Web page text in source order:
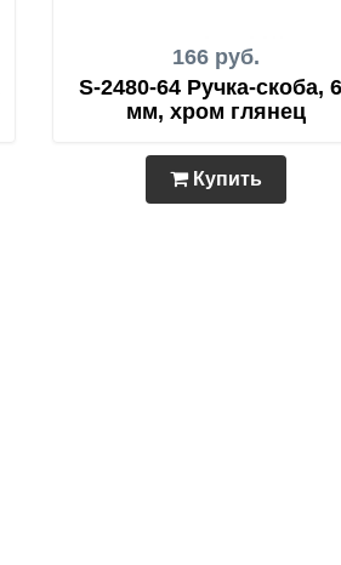
166 руб.
S-2480-64 Ручка-скоба,
мм, хром глянец
Купить